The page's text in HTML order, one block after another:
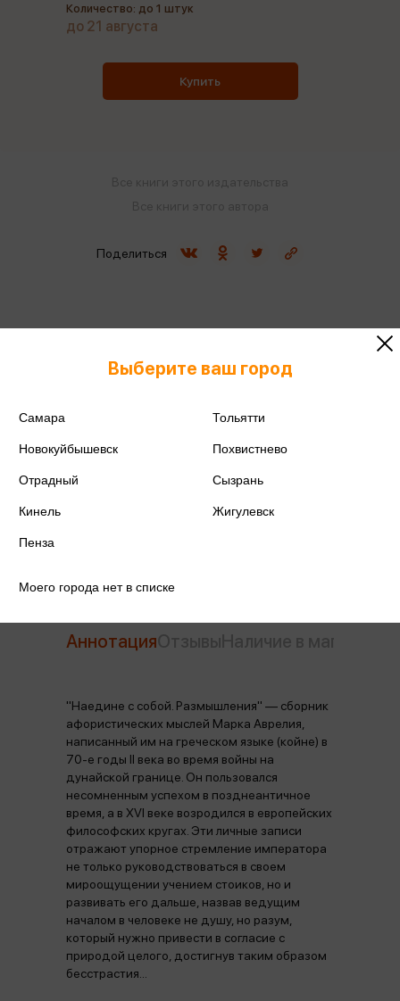
Год издания
Количество страниц
Количество: до 1 штук
до 21 августа
Купить
Поделиться
Аннотация
"Наедине с собой. Размышления" — сборник
афористических мыслей Марка Аврелия,
написанный им на греческом языке (койне) в
70-е годы II века во время войны на
дунайской границе. Он пользовался
несомненным успехом в позднеантичное
время, а в XVI веке возродился в европейских
философских кругах. Эти личные записи
отражают упорное стремление императора
не только руководствоваться в своем
мироощущении учением стоиков, но и
развивать его дальше, назвав ведущим
началом в человеке не душу, но разум,
который нужно привести в согласие с
природой целого, достигнув таким образом
бесстрастия...
Выберите ваш город
Самара Тольятти
Новокуйбышевск Похвистнево
Отрадный Сызрань
Кинель Жигулевск
Пенза
Моего города нет в списке